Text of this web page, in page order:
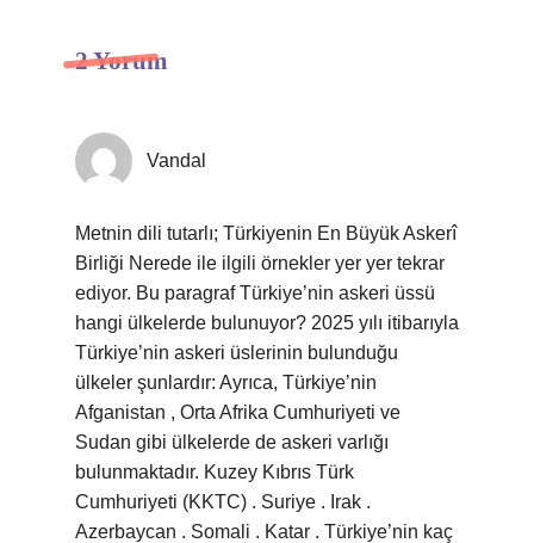
2 Yorum
Vandal
Metnin dili tutarlı; Türkiyenin En Büyük Askerî
Birliği Nerede ile ilgili örnekler yer yer tekrar
ediyor. Bu paragraf Türkiye’nin askeri üssü
hangi ülkelerde bulunuyor? 2025 yılı itibarıyla
Türkiye’nin askeri üslerinin bulunduğu
ülkeler şunlardır: Ayrıca, Türkiye’nin
Afganistan , Orta Afrika Cumhuriyeti ve
Sudan gibi ülkelerde de askeri varlığı
bulunmaktadır. Kuzey Kıbrıs Türk
Cumhuriyeti (KKTC) . Suriye . Irak .
Azerbaycan . Somali . Katar . Türkiye’nin kaç